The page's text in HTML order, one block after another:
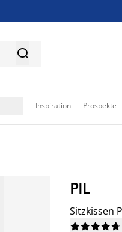

Inspiration Prospekte
PIL
Sitzkissen





